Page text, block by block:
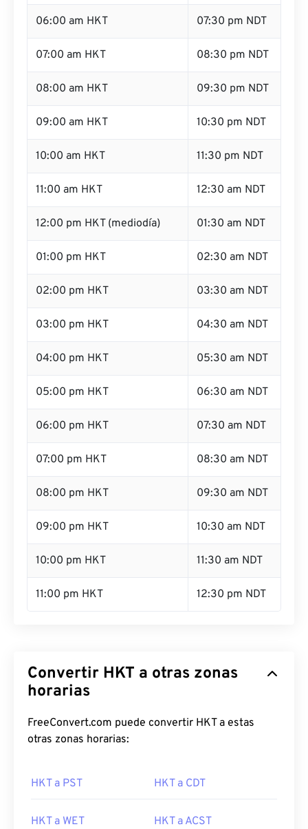
06:00 am HKT 07:30 pm NDT
07:00 am HKT 08:30 pm NDT
08:00 am HKT 09:30 pm NDT
09:00 am HKT 10:30 pm NDT
10:00 am HKT 11:30 pm NDT
11:00 am HKT 12:30 am NDT
12:00 pm HKT (mediodía) 01:30 am NDT
01:00 pm HKT 02:30 am NDT
02:00 pm HKT 03:30 am NDT
03:00 pm HKT 04:30 am NDT
04:00 pm HKT 05:30 am NDT
05:00 pm HKT 06:30 am NDT
06:00 pm HKT 07:30 am NDT
07:00 pm HKT 08:30 am NDT
08:00 pm HKT 09:30 am NDT
09:00 pm HKT 10:30 am NDT
10:00 pm HKT 11:30 am NDT
11:00 pm HKT 12:30 pm NDT
Convertir HKT a otras zonas
horarias
FreeConvert.com puede convertir HKT a estas
otras zonas horarias:
HKT a PST HKT a CDT
HKT a WET HKT a ACST